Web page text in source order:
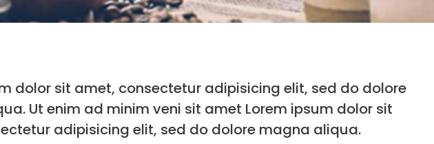
dolor sit amet, consectetur adipisicing elit, sed do dolore
Ut enim ad minim veni sit amet Lorem ipsum dolor sit
adipisicing elit, sed do dolore magna aliqua.